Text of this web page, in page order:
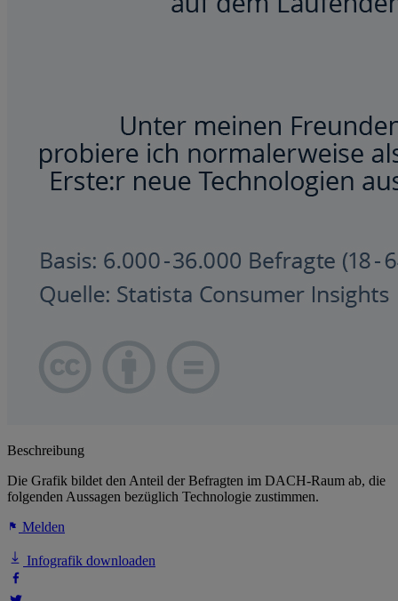
Beschreibung
Die Grafik bildet den Anteil der Befragten im DACH-Raum ab, die
folgenden Aussagen bezüglich Technologie zustimmen.
Melden
Infografik downloaden